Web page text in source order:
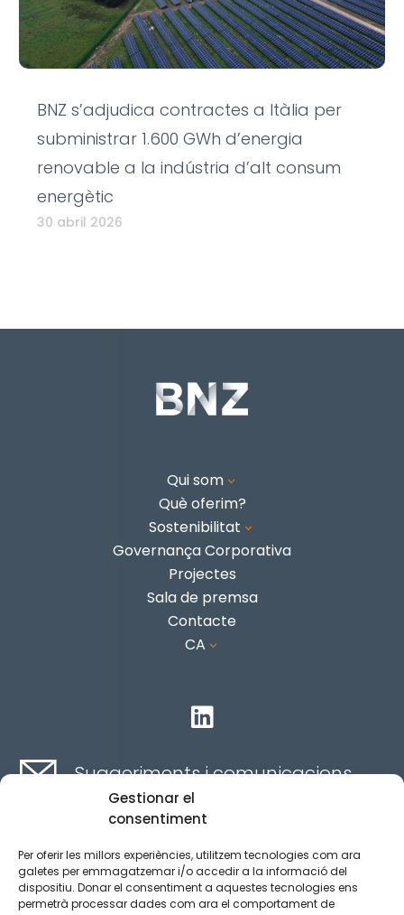
Gestionar el
consentiment
Per oferir les millors experiències, utilitzem tecnologies com ara
galetes per emmagatzemar i/o accedir a la informació del
dispositiu. Donar el consentiment a aquestes tecnologies ens
permetrà processar dades com ara el comportament de
BNZ s’adjudica contractes a Itàlia per
subministrar 1.600 GWh d’energia
renovable a la indústria d’alt consum
energètic
30 abril 2026
Qui som3
Què oferim?
Sostenibilitat 3
Governança Corporativa
Projectes
Sala de premsa
Contacte
CA 3

Suggeriments i comunicacions
Canal ètic